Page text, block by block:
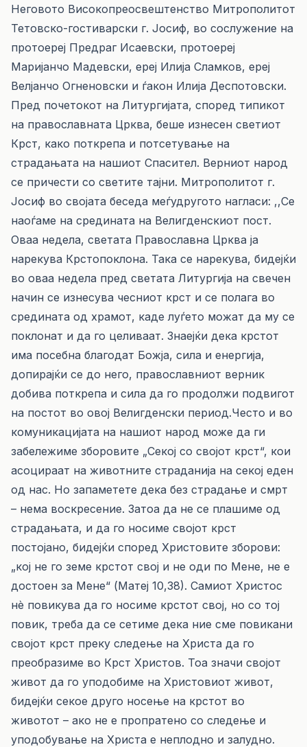
Неговото Високопреосвештенство Митрополитот
Тетовско-гостиварски г. Јосиф, во сослужение на
протоереј Предраг Исаевски, протоереј
Маријанчо Мадевски, ереј Илија Сламков, ереј
Велјанчо Огненовски и ѓакон Илија Деспотовски.
Пред почетокот на Литургијата, според типикот
на православната Црква, беше изнесен светиот
Крст, како поткрепа и потсетување на
страдањата на нашиот Спасител. Верниот народ
се причести со светите тајни. Митрополитот г.
Јосиф во својата беседа меѓудругото нагласи: ,,Се
наоѓаме на средината на Велигденскиот пост.
Оваа недела, светата Православна Црква ја
нарекува Крстопоклона. Така се нарекува, бидејќи
во оваа недела пред светата Литургија на свечен
начин се изнесува чесниот крст и се полага во
средината од храмот, каде луѓето можат да му се
поклонат и да го целиваат. Знаејќи дека крстот
има посебна благодат Божја, сила и енергија,
допирајќи се до него, православниот верник
добива поткрепа и сила да го продолжи подвигот
на постот во овој Велигденски период.Често и во
комуникацијата на нашиот народ може да ги
забележиме зборовите „Секој со својот крст“, кои
асоцираат на животните страданија на секој еден
од нас. Но запаметете дека без страдање и смрт
– нема воскресение. Затоа да не се плашиме од
страдањата, и да го носиме својот крст
постојано, бидејќи според Христовите зборови:
„кој не го земе крстот свој и не оди по Мене, не е
достоен за Мене“ (Матеј 10,38). Самиот Христос
нè повикува да го носиме крстот свој, но со тој
повик, треба да се сетиме дека ние сме повикани
својот крст преку следење на Христа да го
преобразиме во Крст Христов. Тоа значи својот
живот да го уподобиме на Христовиот живот,
бидејќи секое друго носење на крстот во
животот – ако не е пропратено со следење и
уподобување на Христа е неплодно и залудно.